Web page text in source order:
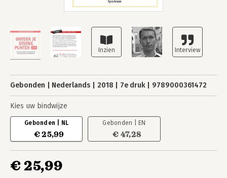
Gebonden Nederlands 2018 7e druk 9789000361472
Kies uw bindwijze
Gebonden | NL
€ 25,99
Gebonden | EN
€ 47,28
€ 25,99